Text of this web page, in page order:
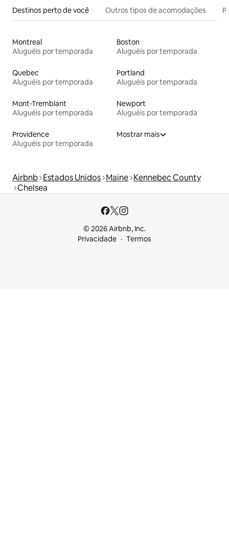
Destinos perto de você Outros tipos de acomodações
Montreal
Aluguéis por temporada
Boston
Aluguéis por temporada
Quebec
Aluguéis por temporada
Portland
Aluguéis por temporada
Mont-Tremblant
Aluguéis por temporada
Newport
Aluguéis por temporada
Providence
Aluguéis por temporada
Mostrar mais
Airbnb Estados Unidos Maine Kennebec County
Chelsea
© 2026 Airbnb, Inc.
Privacidade
Termos